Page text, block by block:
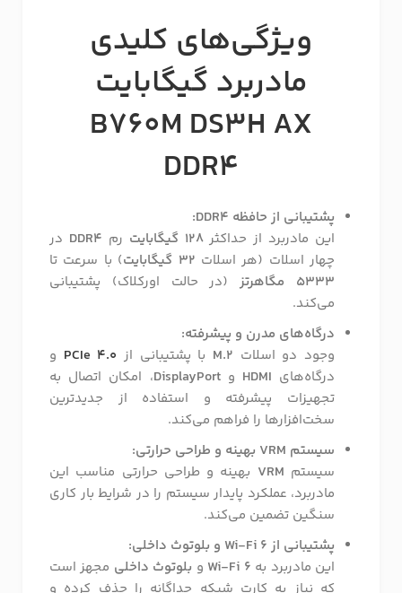
ویژگی‌های کلیدی
مادربرد گیگابایت
B760M DS3H AX
DDR4
پشتیبانی از حافظه DDR4:
این مادربرد از حداکثر128 گیگابایت رم DDR4 در
چهار اسلات (هر اسلات 32 گیگابایت
) با سرعت تا
5333 مگاهرتز
(در حالت اورکلاک) پشتیبانی
می‌کند.
درگاه‌های مدرن و پیشرفته:
وجود دو اسلات M.2 با پشتیبانی از PCIe 4.0 و
درگاه‌های HDMI وDisplayPort، امکان اتصال به
تجهیزات پیشرفته و استفاده از جدیدترین
سخت‌افزارها را فراهم می‌کند.
سیستم VRM بهینه و طراحی حرارتی:
سیستم VRM بهینه و طراحی حرارتی مناسب این
مادربرد، عملکرد پایدار سیستم را در شرایط بار کاری
سنگین تضمین می‌کند.
پشتیبانی از Wi-Fi 6 و بلوتوث داخلی:
این مادربرد به Wi-Fi 6 و بلوتوث داخلی مجهز است
که نیاز به کارت شبکه جداگانه را حذف کرده و